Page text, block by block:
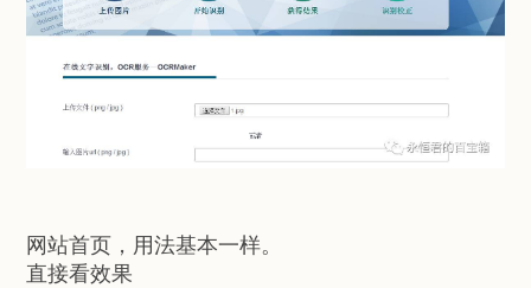
网站首页，用法基本一样。
直接看效果